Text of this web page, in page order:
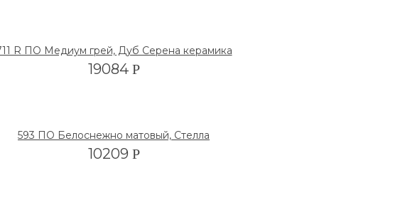
R ПО Медиум грей, Дуб Серена керамика
19084 Р
593 ПО Белоснежно матовый, Стелла
10209 Р